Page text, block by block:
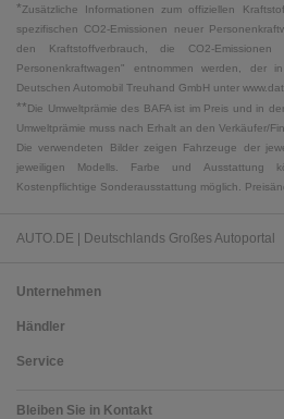
*Zusätzliche Informationen zum offiziellen
spezifischen CO2-Emissionen neuer
den Kraftstoffverbrauch, die CO2-
Personenkraftwagen" entnommen werden, der
Deutschen Automobil Treuhand GmbH unter
**Die Umweltprämie des BAFA ist im Preis und in
Umweltprämie muss nach Erhalt an den Verkäufer/
Die verwendeten Bilder zeigen Fahrzeuge der
jeweiligen Modells. Farbe und Ausstattung
Kostenpflichtige Sonderausstattung möglich.
AUTO.DE | Deutschlands Großes Autoportal
Unternehmen
Händler
Service
Bleiben Sie in Kontakt